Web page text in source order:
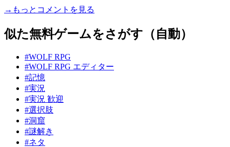
→もっとコメントを見る
似た無料ゲームをさがす（自動）
#WOLF RPG
#WOLF RPG エディター
#記憶
#実況
#実況 歓迎
#選択肢
#洞窟
#謎解き
#ネタ